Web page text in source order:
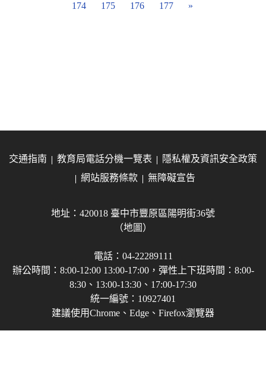
174 175 176 177 »
交通指南 教育局電話分機一覽表
隱私權及資訊安全政策
網站服務條款
無障礙宣告
地址：420018 臺中市豐原區陽明街36號
（地圖）
電話：04-22289111
辦公時間：8:00-12:00 13:00-17:00，彈性上下班時間：8:00-
8:30、13:00-13:30、17:00-17:30
統一編號：10927401
建議使用Chrome、Edge、Firefox瀏覽器